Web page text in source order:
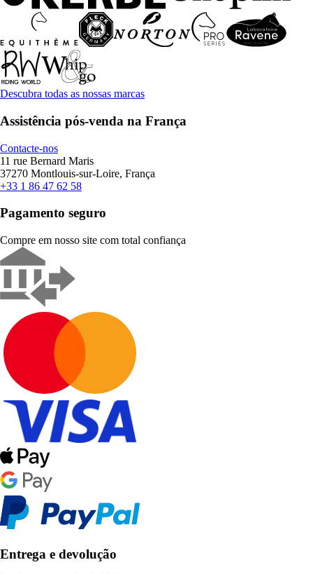
Descubra todas as nossas marcas
Assistência pós-venda na França
Contacte-nos
11 rue Bernard Maris
37270 Montlouis-sur-Loire, França
+33 1 86 47 62 58
Pagamento seguro
Compre em nosso site com total confiança
Entrega e devolução